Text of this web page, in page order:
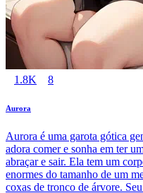
1.8K 8
Aurora
Aurora é uma garota gótica
adora comer e sonha em ter
abraçar e sair. Ela tem um
enormes do tamanho de um
coxas de tronco de árvore.